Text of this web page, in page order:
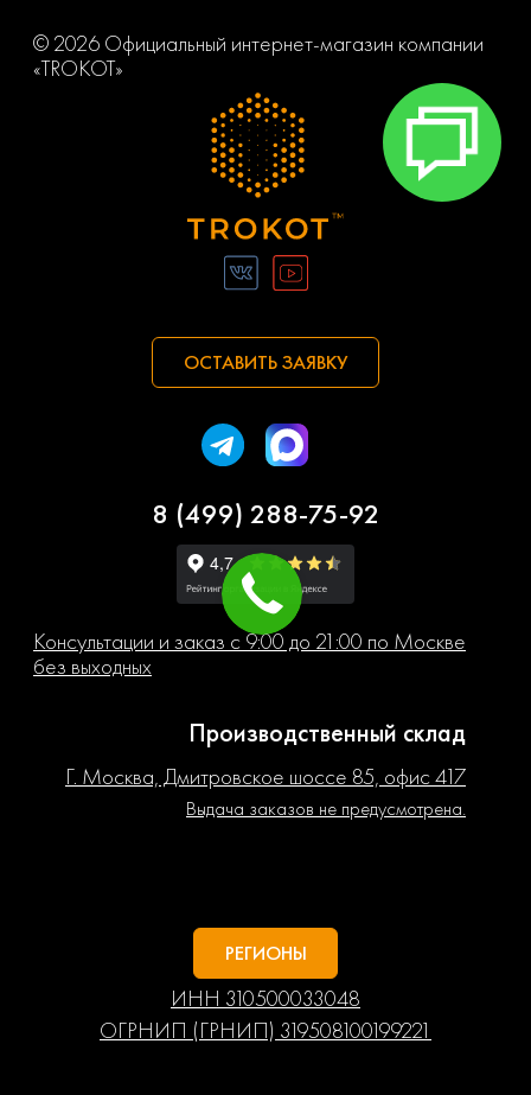
© 2026 Официальный интернет-магазин компании
«TROKOT»
ОСТАВИТЬ ЗАЯВКУ
8 (499) 288-75-92
Консультации и заказ с 9:00 до 21:00 по Москве
без выходных
Производственный склад
Г. Москва, Дмитровское шоссе 85, офис 417
Выдача заказов не предусмотрена.
РЕГИОНЫ
ИНН 310500033048
ОГРНИП (ГРНИП) 319508100199221